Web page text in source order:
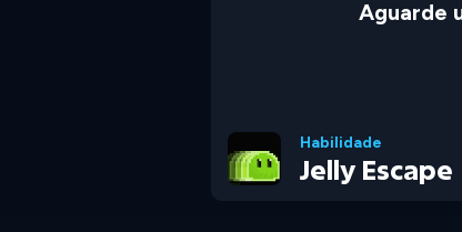
Aguarde
Habilidade
Jelly Escape